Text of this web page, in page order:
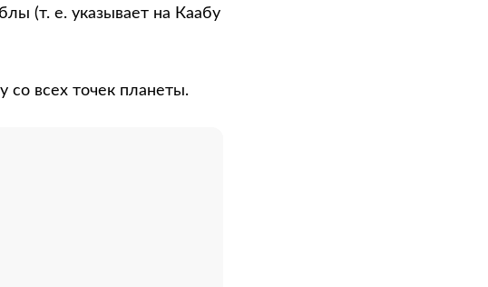
(т. е. указывает на Каабу
со всех точек планеты.